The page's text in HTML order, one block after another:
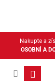
Nakupte a
OSOBNÍ A